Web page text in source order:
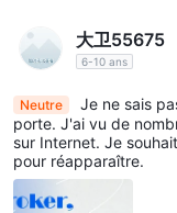
fonds garantis.
devraient vous suffire
signifie que les clients
probable qu'ils s'en
et qu'il n'y aura pas
tenir responsables.
大卫55675
6-10 ans
Neutre
Je ne sais
porte. J'ai vu de
sur Internet. Je
pour réapparaître.